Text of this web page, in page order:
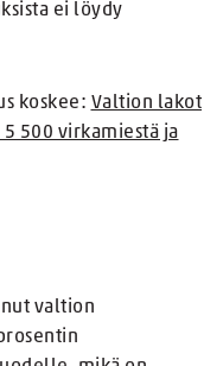
ei löydy
koskee: Valtion lakot
500 virkamiestä ja
valtion